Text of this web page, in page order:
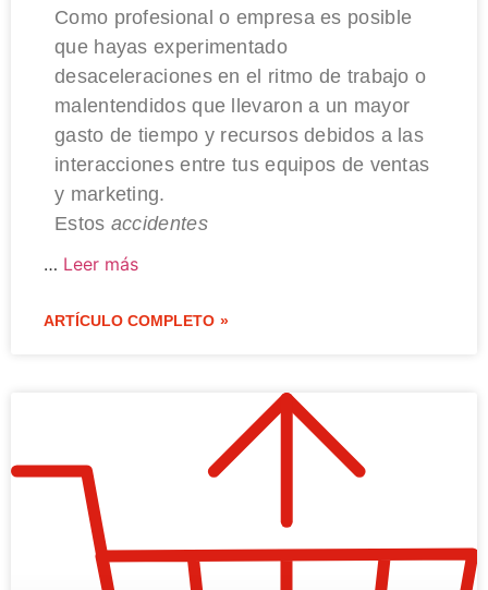
Como profesional o empresa es posible
que hayas experimentado
desaceleraciones en el ritmo de trabajo o
malentendidos que llevaron a un mayor
gasto de tiempo y recursos debidos a las
interacciones entre tus equipos de ventas
y marketing.
Estos accidentes
… Leer más
ARTÍCULO COMPLETO »